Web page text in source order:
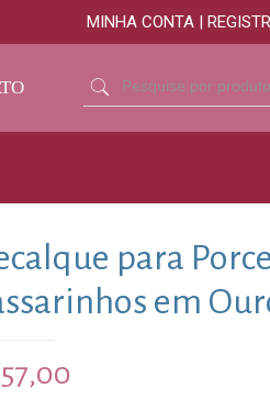
MINHA CONTA |
para
em
57,00